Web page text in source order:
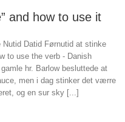
and how to use it
Datid Førnutid at stinke
to use the verb - Danish
hr. Barlow besluttede at
men i dag stinker det værre
og en sur sky [...]